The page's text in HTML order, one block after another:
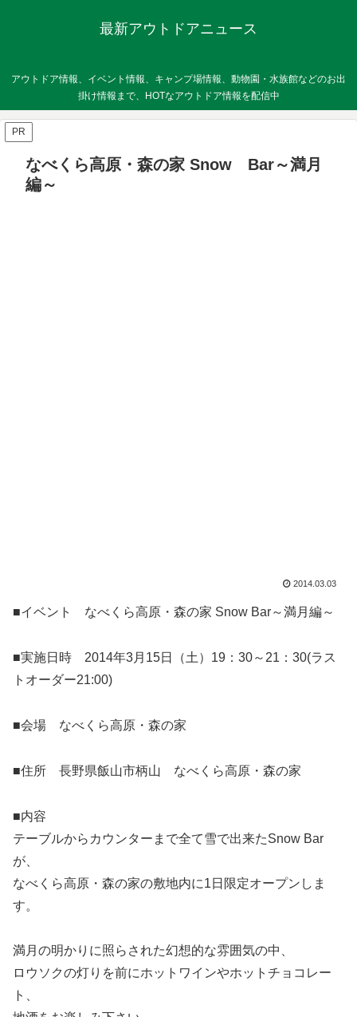
最新アウトドアニュース
アウトドア情報、イベント情報、キャンプ場情報、動物園・水族館などのお出
掛け情報まで、HOTなアウトドア情報を配信中
PR
なべくら高原・森の家 Snow Bar～満月
編～
2014.03.03
■イベント なべくら高原・森の家 Snow Bar～満月編～
■実施日時 2014年3月15日（土）19：30～21：30(ラス
トオーダー21:00)
■会場 なべくら高原・森の家
■住所 長野県飯山市柄山 なべくら高原・森の家
■内容
テーブルからカウンターまで全て雪で出来たSnow Bar
が、
なべくら高原・森の家の敷地内に1日限定オープンしま
す。
満月の明かりに照らされた幻想的な雰囲気の中、
ロウソクの灯りを前にホットワインやホットチョコレー
ト、